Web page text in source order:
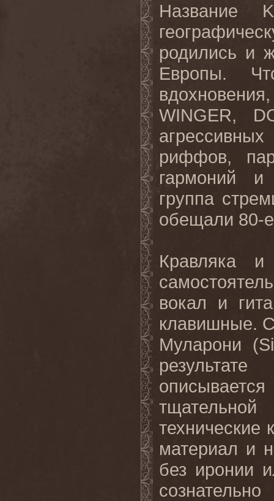
Название
родились и
Европы.
WINGER,
риффов,
гармоний и
группа
обещали 80-
Кравляка
вокал и
клавишные.
Муларони
материал и
без иронии